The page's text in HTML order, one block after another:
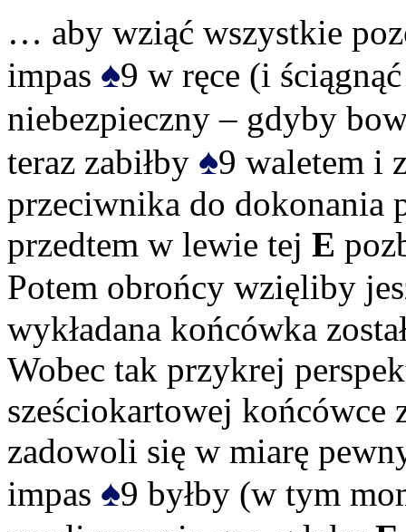
… aby wziąć wszystkie
impas ♠9 w ręce (i
niebezpieczny – gdyby
teraz zabiłby ♠9 waletem i
przeciwnika do dokonania
przedtem w lewie tej E
Potem obrońcy wzięliby
wykładana końcówka
Wobec tak przykrej
sześciokartowej końcówce
zadowoli się w miarę
impas ♠9 byłby (w tym